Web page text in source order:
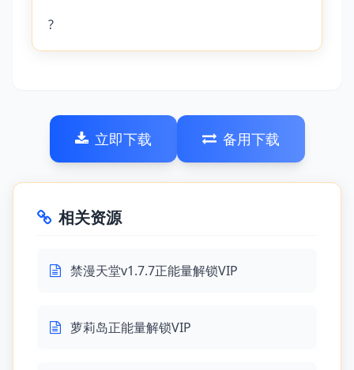
?
立即下载 备用下载
相关资源
禁漫天堂v1.7.7正能量解锁VIP
萝莉岛正能量解锁VIP